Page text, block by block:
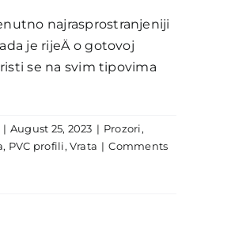
najrasprostranjeniji
je rijeÄ o gotovoj
se na svim tipovima
| August 25, 2023 | Prozori,
, PVC profili,Vrata | Comments